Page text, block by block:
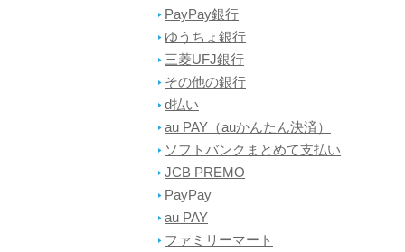
PayPay銀行
ゆうちょ銀行
三菱UFJ銀行
その他の銀行
d払い
au PAY（auかんたん決済）
ソフトバンクまとめて支払い
JCB PREMO
PayPay
au PAY
ファミリーマート